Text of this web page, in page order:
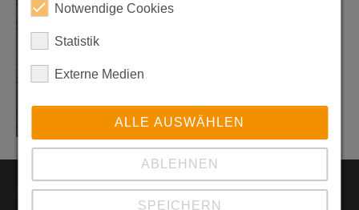
Kontaktdaten
Notwendige Cookies
Statistik
Externe Medien
ALLE AUSWÄHLEN
ABLEHNEN
SPEICHERN